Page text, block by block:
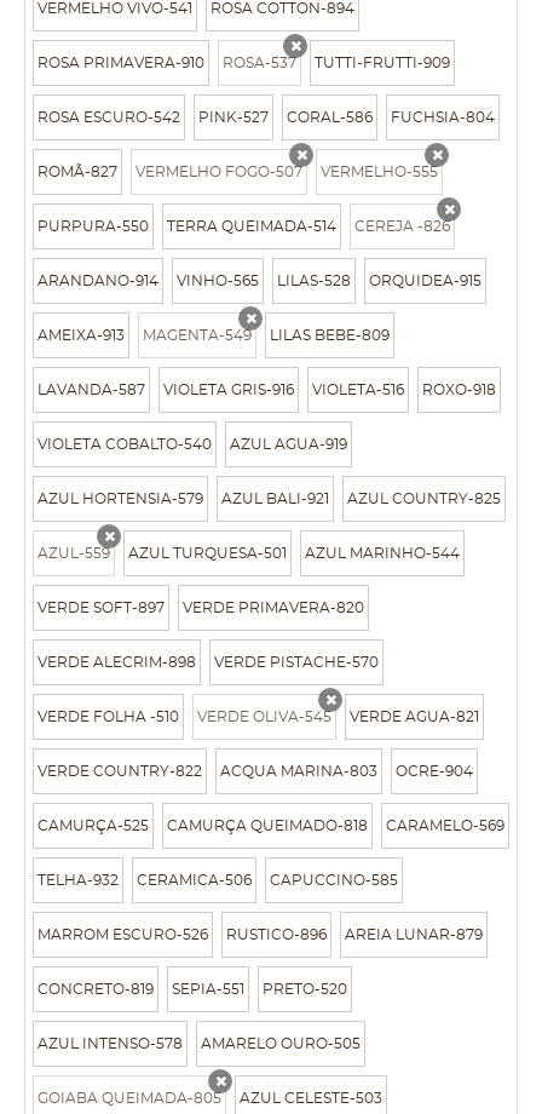
VERMELHO VIVO-541 ROSA COTTON-894
ROSA PRIMAVERA-910 ROSA-537
x TUTTI-FRUTTI-909
ROSA ESCURO-542 PINK-527 CORAL-586 FUCHSIA-804
ROMÃ-827 VERMELHO FOGO-507
x VERMELHO-555
x
PURPURA-550 TERRA QUEIMADA-514 CEREJA -826
x
ARANDANO-914 VINHO-565 LILAS-528 ORQUIDEA-915
AMEIXA-913 MAGENTA-549
x LILAS BEBE-809
LAVANDA-587 VIOLETA GRIS-916 VIOLETA-516 ROXO-918
VIOLETA COBALTO-540 AZUL AGUA-919
AZUL HORTENSIA-579 AZUL BALI-921 AZUL COUNTRY-825
AZUL-559
x AZUL TURQUESA-501 AZUL MARINHO-544
VERDE SOFT-897 VERDE PRIMAVERA-820
VERDE ALECRIM-898 VERDE PISTACHE-570
VERDE FOLHA -510 VERDE OLIVA-545
x VERDE AGUA-821
VERDE COUNTRY-822 ACQUA MARINA-803 OCRE-904
CAMURÇA-525 CAMURÇA QUEIMADO-818 CARAMELO-569
TELHA-932 CERAMICA-506 CAPUCCINO-585
MARROM ESCURO-526 RUSTICO-896 AREIA LUNAR-879
CONCRETO-819 SEPIA-551 PRETO-520
AZUL INTENSO-578 AMARELO OURO-505
GOIABA QUEIMADA-805
x AZUL CELESTE-503